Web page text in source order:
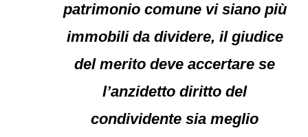
patrimonio comune vi siano più
immobili da dividere, il giudice
del merito deve accertare se
l’anzidetto diritto del
condividente sia meglio